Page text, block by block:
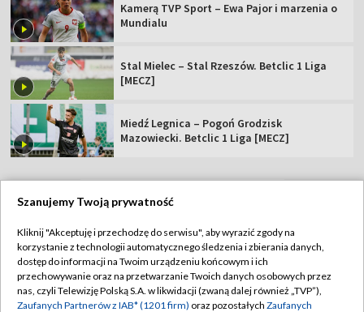
Kamerą TVP Sport – Ewa Pajor i marzenia o
Mundialu
Stal Mielec – Stal Rzeszów. Betclic 1 Liga
[MECZ]
Miedź Legnica – Pogoń Grodzisk
Mazowiecki. Betclic 1 Liga [MECZ]
Abonament TVP
Sklep TVP
Biuro Reklamy
Regulamin TVP
Polityka prywatności
Moje zgody
Szanujemy Twoją prywatność
Kliknij "Akceptuję i przechodzę do serwisu", aby wyrazić zgody na
korzystanie z technologii automatycznego śledzenia i zbierania danych,
dostęp do informacji na Twoim urządzeniu końcowym i ich
przechowywanie oraz na przetwarzanie Twoich danych osobowych przez
nas, czyli Telewizję Polską S.A. w likwidacji (zwaną dalej również „TVP”),
Zaufanych Partnerów z IAB* (1201 firm) oraz pozostałych Zaufanych